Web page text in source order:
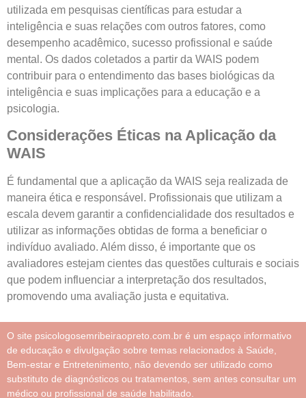
utilizada em pesquisas científicas para estudar a
inteligência e suas relações com outros fatores, como
desempenho acadêmico, sucesso profissional e saúde
mental. Os dados coletados a partir da WAIS podem
contribuir para o entendimento das bases biológicas da
inteligência e suas implicações para a educação e a
psicologia.
Considerações Éticas na Aplicação da
WAIS
É fundamental que a aplicação da WAIS seja realizada de
maneira ética e responsável. Profissionais que utilizam a
escala devem garantir a confidencialidade dos resultados e
utilizar as informações obtidas de forma a beneficiar o
indivíduo avaliado. Além disso, é importante que os
avaliadores estejam cientes das questões culturais e sociais
que podem influenciar a interpretação dos resultados,
promovendo uma avaliação justa e equitativa.
O site psicologosemribeiraopreto.com.br é um espaço informativo
de educação e divulgação sobre temas relacionados à Saúde,
Bem-estar e Entretenimento, não devendo ser utilizado como
substituto de diagnósticos ou tratamentos, sem antes consultar um
médico ou profissional de saúde habilitado.